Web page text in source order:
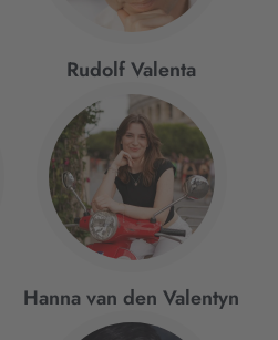
Rudolf Valenta
Hanna van den Valentyn